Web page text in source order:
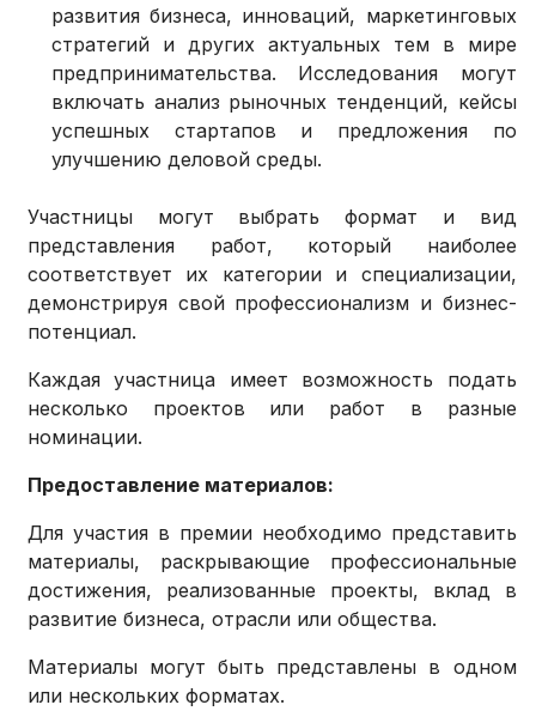
развития бизнеса, инноваций, маркетинговых
стратегий и других актуальных тем в мире
предпринимательства. Исследования могут
включать анализ рыночных тенденций, кейсы
успешных стартапов и предложения по
улучшению деловой среды.
Участницы могут выбрать формат и вид
представления работ, который наиболее
соответствует их категории и специализации,
демонстрируя свой профессионализм и бизнес-
потенциал.
Каждая участница имеет возможность подать
несколько проектов или работ в разные
номинации.
Предоставление материалов:
Для участия в премии необходимо представить
материалы, раскрывающие профессиональные
достижения, реализованные проекты, вклад в
развитие бизнеса, отрасли или общества.
Материалы могут быть представлены в одном
или нескольких форматах.